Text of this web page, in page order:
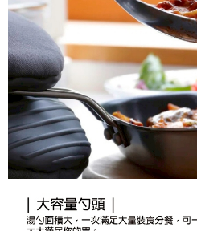
【注意事項】
1.本服務係由「台灣大哥大股份有限公
用戶於交易時，得透過本服務購買商品
買賣價金債權讓與本公司後，依約使用本
2.基於同意付款使用「大哥付你分期」之
資料（包含姓名、電話或地址）提供予
由本公司與您本人進行分期帳單所需資
3.完整用戶服務條款，請詳閱以下連結：
３．收到繳費通知簡訊後14天內，點擊此
ATM／網路銀行／等多元方式進行付款
※ 請注意：結帳手續完成當下不需立刻
購買商品的店家。未經商家同意取消之
後付繳納相關費用。
※ 交易是否成功請以「AFTEE先享後付
是否繳費成功／繳費後需取消欲退款等相
客戶支援中心」https://
【注意事項】
１．透過由恩沛科技股份有限公司提供
易，需依本服務之必要範圍內提供個人
權轉讓予恩沛科技股份有限公司。
２．關於個人資料處理事宜，請瀏覽以下
https://aftee.tw/terms/#terms3
３．未成年的使用者請事先徵得法定代
宅配
每筆NT$100，滿NT$1,000(含以上)
京站台北店客服中心(1F星巴克旁)
請自備購物袋，若需購買紙袋可現場
免運費